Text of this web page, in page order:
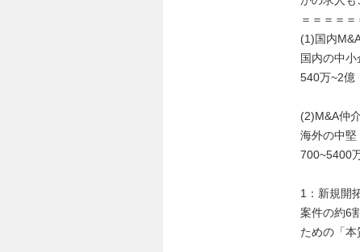
＝＝＝＝
(1)国内
国内の中
540万~2億
(2)M&A仲
海外の中堅
700~5400
1：新規開
案件の約6
ための「本